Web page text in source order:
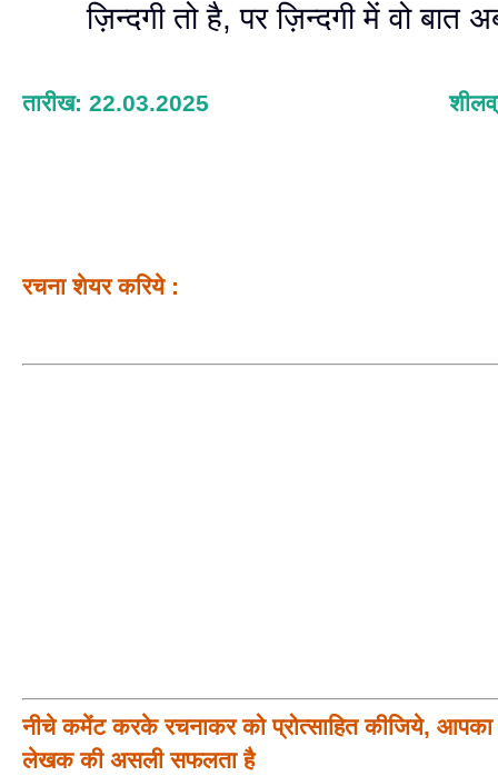
ज़िन्दगी तो है, पर ज़िन्दगी में वो बात
तारीख: 22.03.2025
रचना शेयर करिये :
नीचे कमेंट करके रचनाकर को प्रोत्साहित कीजिये, आपका
लेखक की असली सफलता है